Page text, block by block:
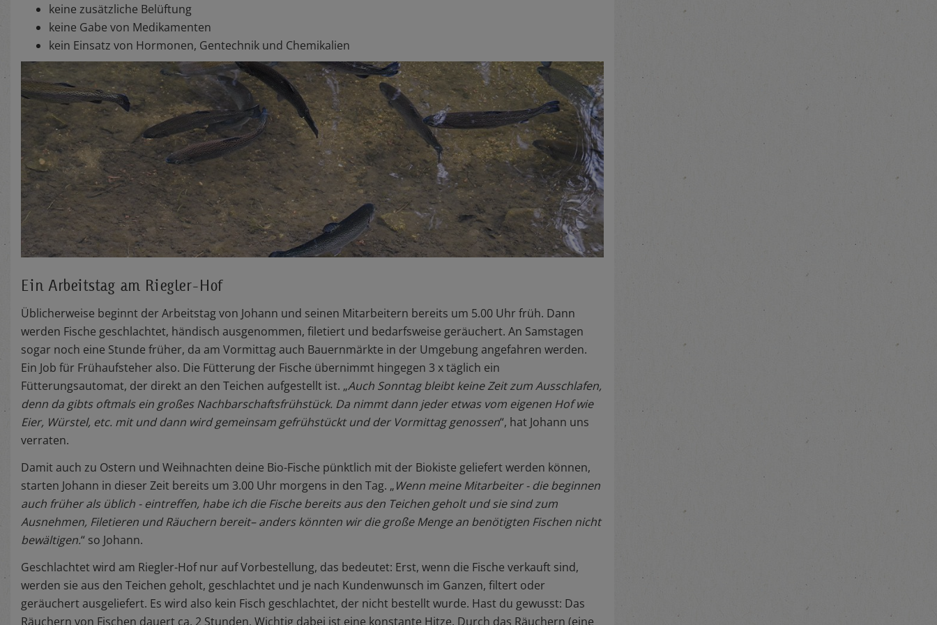
keine zusätzliche Belüftung
keine Gabe von Medikamenten
kein Einsatz von Hormonen, Gentechnik und Chemikalien
Ein Arbeitstag am Riegler-Hof
Üblicherweise beginnt der Arbeitstag von Johann und seinen Mitarbeitern bereits um 5.00 Uhr früh. Dann
werden Fische geschlachtet, händisch ausgenommen, filetiert und bedarfsweise geräuchert. An Samstagen
sogar noch eine Stunde früher, da am Vormittag auch Bauernmärkte in der Umgebung angefahren werden.
Ein Job für Frühaufsteher also. Die Fütterung der Fische übernimmt hingegen 3 x täglich ein
Fütterungsautomat, der direkt an den Teichen aufgestellt ist. „Auch Sonntag bleibt keine Zeit zum Ausschlafen,
denn da gibts oftmals ein großes Nachbarschaftsfrühstück. Da nimmt dann jeder etwas vom eigenen Hof wie
Eier, Würstel, etc. mit und dann wird gemeinsam gefrühstückt und der Vormittag genossen“, hat Johann uns
verraten.
Damit auch zu Ostern und Weihnachten deine Bio-Fische pünktlich mit der Biokiste geliefert werden können,
starten Johann in dieser Zeit bereits um 3.00 Uhr morgens in den Tag. „Wenn meine Mitarbeiter - die beginnen
auch früher als üblich - eintreffen, habe ich die Fische bereits aus den Teichen geholt und sie sind zum
Ausnehmen, Filetieren und Räuchern bereit– anders könnten wir die große Menge an benötigten Fischen nicht
bewältigen.“ so Johann.
Geschlachtet wird am Riegler-Hof nur auf Vorbestellung, das bedeutet: Erst, wenn die Fische verkauft sind,
werden sie aus den Teichen geholt, geschlachtet und je nach Kundenwunsch im Ganzen, filtert oder
geräuchert ausgeliefert. Es wird also kein Fisch geschlachtet, der nicht bestellt wurde. Hast du gewusst: Das
Räuchern von Fischen dauert ca. 2 Stunden. Wichtig dabei ist eine konstante Hitze. Durch das Räuchern (eine